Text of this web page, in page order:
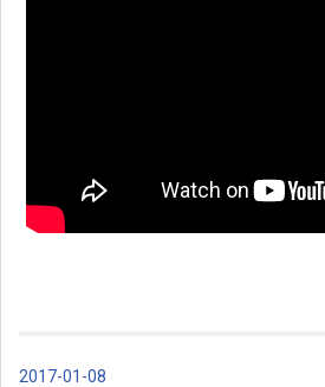
2017-01-08